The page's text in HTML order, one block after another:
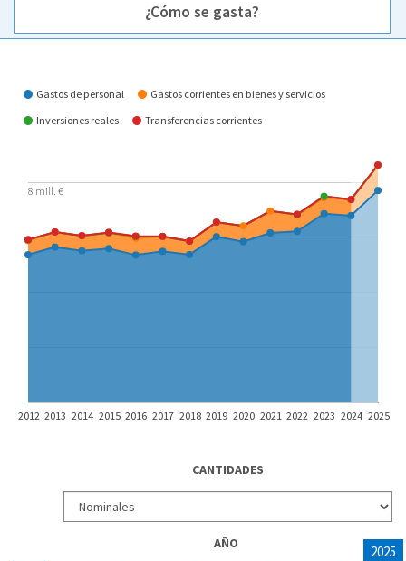
¿Cómo se gasta?
Gastos de personal
Gastos corrientes en bienes y servicios
Inversiones reales
Transferencias corrientes
2012 2013 2014 2015 2016 2017 2018 2019 2020 2021 2022 2023 2024 2025
8 mill. €
CANTIDADES
AÑO 2025